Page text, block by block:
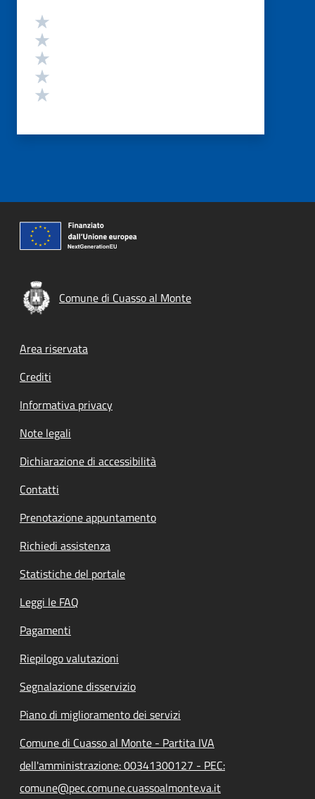
Valutazione
Comune di Cuasso al Monte
Footer menu
Area riservata
Crediti
Informativa privacy
Note legali
Dichiarazione di accessibilità
Contatti
Prenotazione appuntamento
Richiedi assistenza
Statistiche del portale
Leggi le FAQ
Pagamenti
Riepilogo valutazioni
Segnalazione disservizio
Piano di miglioramento dei servizi
Comune di Cuasso al Monte - Partita IVA
dell'amministrazione: 00341300127 - PEC:
comune@pec.comune.cuassoalmonte.va.it